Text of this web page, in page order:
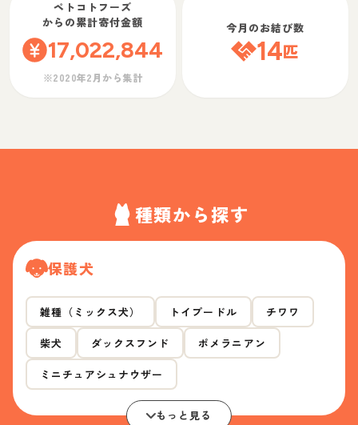
ペトコトフーズ
からの累計寄付金額
17,022,844
※2020年2月から集計
今月のお結び数
14匹
種類から探す
保護犬
雑種（ミックス犬） トイプードル チワワ
柴犬 ダックスフンド ポメラニアン
ミニチュアシュナウザー
もっと見る